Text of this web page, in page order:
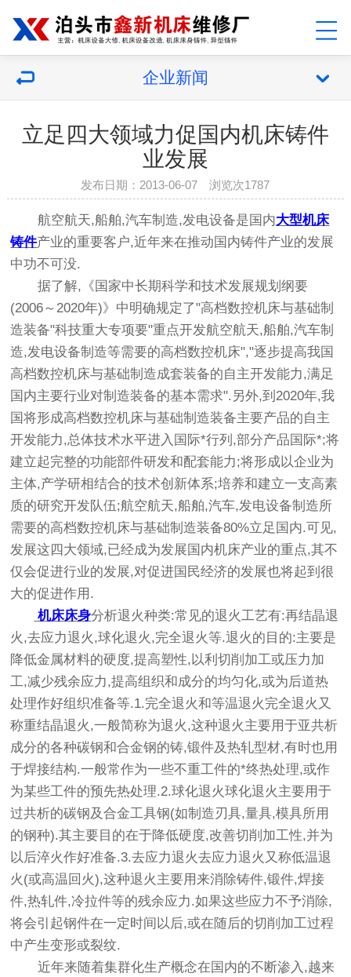
企业新闻
立足四大领域力促国内机床铸件
业发展
发布日期：2013-06-07 浏览次1787
航空航天,船舶,汽车制造,发电设备是国内大型机床
铸件产业的重要客户,近年来在推动国内铸件产业的发展
中功不可没.
据了解,《国家中长期科学和技术发展规划纲要
(2006～2020年)》中明确规定了"高档数控机床与基础制
造装备"科技重大专项要"重点开发航空航天,船舶,汽车制
造,发电设备制造等需要的高档数控机床","逐步提高我国
高档数控机床与基础制造成套装备的自主开发能力,满足
国内主要行业对制造装备的基本需求".另外,到2020年,我
国将形成高档数控机床与基础制造装备主要产品的自主
开发能力,总体技术水平进入国际*行列,部分产品国际*;将
建立起完整的功能部件研发和配套能力;将形成以企业为
主体,产学研相结合的技术创新体系;培养和建立一支高素
质的研究开发队伍;航空航天,船舶,汽车,发电设备制造所
需要的高档数控机床与基础制造装备80%立足国内.可见,
发展这四大领域,已经成为发展国内机床产业的重点,其不
仅会促进行业的发展,对促进国民经济的发展也将起到很
大的促进作用.
机床床身分析退火种类:常见的退火工艺有:再结晶退
火,去应力退火,球化退火,完全退火等.退火的目的:主要是
降低金属材料的硬度,提高塑性,以利切削加工或压力加
工,减少残余应力,提高组织和成分的均匀化,或为后道热
处理作好组织准备等.1.完全退火和等温退火完全退火又
称重结晶退火,一般简称为退火,这种退火主要用于亚共析
成分的各种碳钢和合金钢的铸,锻件及热轧型材,有时也用
于焊接结构.一般常作为一些不重工件的*终热处理,或作
为某些工件的预先热处理.2.球化退火球化退火主要用于
过共析的碳钢及合金工具钢(如制造刃具,量具,模具所用
的钢种).其主要目的在于降低硬度,改善切削加工性,并为
以后淬火作好准备.3.去应力退火去应力退火又称低温退
火(或高温回火),这种退火主要用来消除铸件,锻件,焊接
件,热轧件,冷拉件等的残余应力.如果这些应力不予消除,
将会引起钢件在一定时间以后,或在随后的切削加工过程
中产生变形或裂纹.
近年来随着集群化生产概念在国内的不断渗入,越来